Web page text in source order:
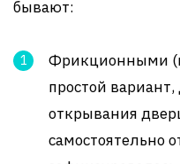
бывают:
Фрикционными
простой
открывания
самостоятельно